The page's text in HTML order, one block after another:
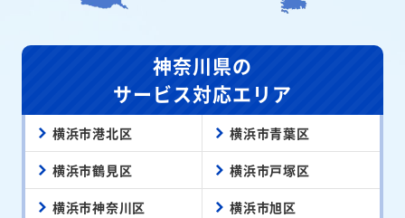
神奈川県の
サービス対応エリア
横浜市港北区 横浜市青葉区
横浜市鶴見区 横浜市戸塚区
横浜市神奈川区 横浜市旭区